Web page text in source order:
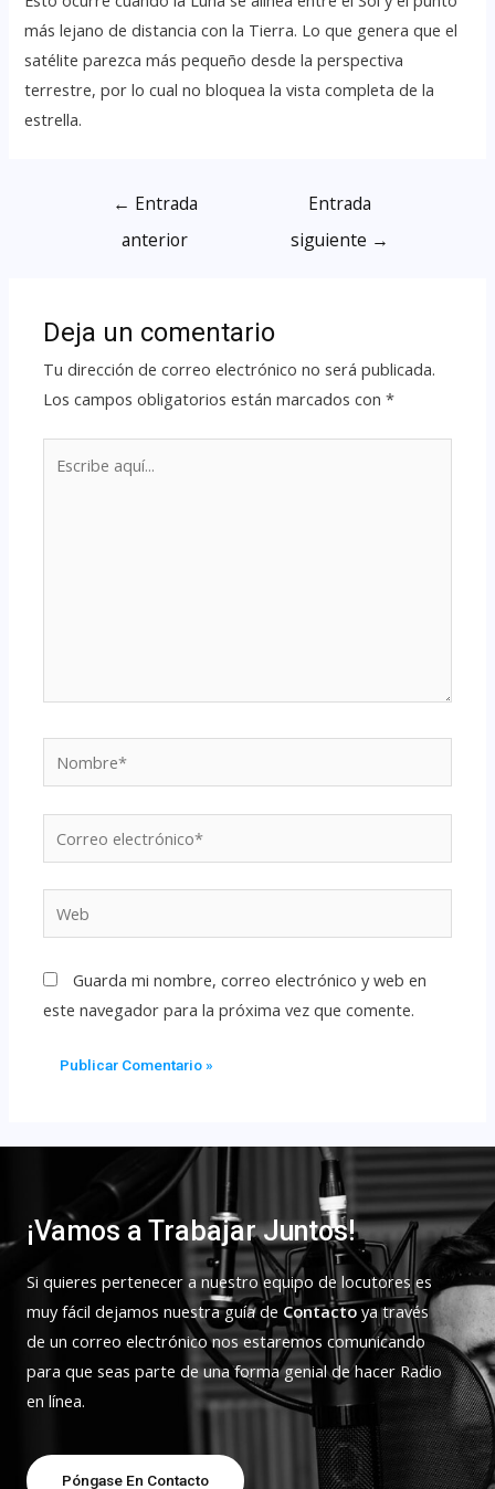
más lejano de distancia con la Tierra. Lo que genera que el
satélite parezca más pequeño desde la perspectiva
terrestre, por lo cual no bloquea la vista completa de la
estrella.
← Entrada
anterior
Entrada
siguiente →
Deja un comentario
Tu dirección de correo electrónico no será publicada.
Los campos obligatorios están marcados con*
Guarda mi nombre, correo electrónico y web en
este navegador para la próxima vez que comente.
¡Vamos a Trabajar Juntos!
Si quieres pertenecer a nuestro equipo de locutores es
muy fácil dejamos nuestra guía de Contacto ya través
de un correo electrónico nos estaremos comunicando
para que seas parte de una forma genial de hacer Radio
en línea.
Póngase En Contacto